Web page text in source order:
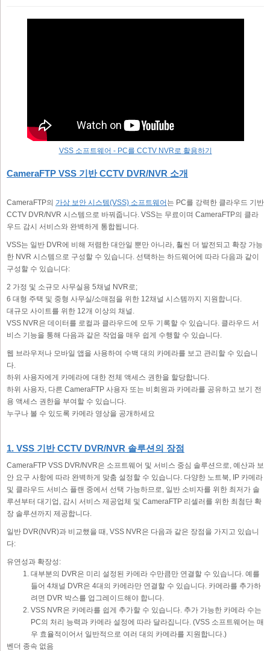
VSS 소프트웨어 - PC를 CCTV NVR로 활용하기
CameraFTP VSS 기반 CCTV DVR/NVR 소개
CameraFTP의 가상 보안 시스템(VSS) 소프트웨어 는 PC를 강력한 클라우드 기반
CCTV DVR/NVR 시스템으로 바꿔줍니다. VSS는 무료이며 CameraFTP의 클라
우드 감시 서비스와 완벽하게 통합됩니다.
VSS는 일반 DVR에 비해 저렴한 대안일 뿐만 아니라, 훨씬 더 발전되고 확장 가능
한 NVR 시스템으로 구성할 수 있습니다. 선택하는 하드웨어에 따라 다음과 같이
구성할 수 있습니다:
2 가정 및 소규모 사무실용 5채널 NVR로;
6 대형 주택 및 중형 사무실/소매점을 위한 12채널 시스템까지 지원합니다.
대규모 사이트를 위한 12개 이상의 채널.
VSS NVR은 데이터를 로컬과 클라우드에 모두 기록할 수 있습니다. 클라우드 서
비스 기능을 통해 다음과 같은 작업을 매우 쉽게 수행할 수 있습니다.
웹 브라우저나 모바일 앱을 사용하여 수백 대의 카메라를 보고 관리할 수 있습니
다.
하위 사용자에게 카메라에 대한 전체 액세스 권한을 할당합니다.
하위 사용자, 다른 CameraFTP 사용자 또는 비회원과 카메라를 공유하고 보기 전
용 액세스 권한을 부여할 수 있습니다.
누구나 볼 수 있도록 카메라 영상을 공개하세요
1. VSS 기반 CCTV DVR/NVR 솔루션의 장점
CameraFTP VSS DVR/NVR은 소프트웨어 및 서비스 중심 솔루션으로, 예산과 보
안 요구 사항에 따라 완벽하게 맞춤 설정할 수 있습니다. 다양한 노트북, IP 카메라
및 클라우드 서비스 플랜 중에서 선택 가능하므로, 일반 소비자를 위한 최저가 솔
루션부터 대기업, 감시 서비스 제공업체 및 CameraFTP 리셀러를 위한 최첨단 확
장 솔루션까지 제공합니다.
일반 DVR(NVR)과 비교했을 때, VSS NVR은 다음과 같은 장점을 가지고 있습니
다:
유연성과 확장성:
대부분의 DVR은 미리 설정된 카메라 수만큼만 연결할 수 있습니다. 예를
들어 4채널 DVR은 4대의 카메라만 연결할 수 있습니다. 카메라를 추가하
려면 DVR 박스를 업그레이드해야 합니다.
VSS NVR은 카메라를 쉽게 추가할 수 있습니다. 추가 가능한 카메라 수는
PC의 처리 능력과 카메라 설정에 따라 달라집니다. (VSS 소프트웨어는 매
우 효율적이어서 일반적으로 여러 대의 카메라를 지원합니다.)
벤더 종속 없음